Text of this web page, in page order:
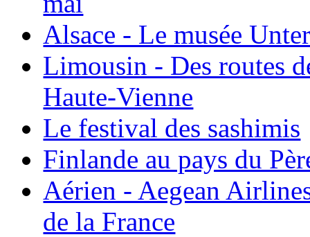
Alsace - Le musée
Limousin - Des routes
Haute-Vienne
Le festival des sashimis
Finlande au pays du
Aérien - Aegean
de la France